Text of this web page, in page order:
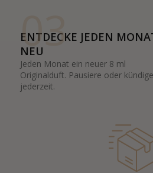
03
ENTDECKE JEDEN
NEU
Jeden Monat ein neuer 8 ml
Originalduft. Pausiere oder kündige
jederzeit.